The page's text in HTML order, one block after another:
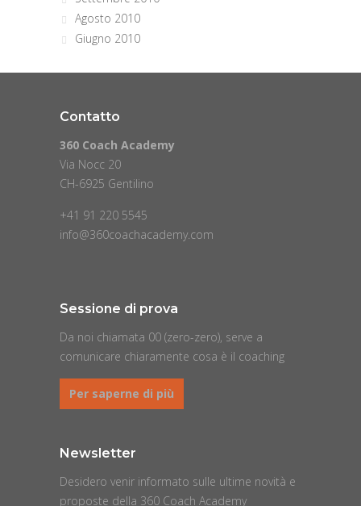
Agosto 2010
Giugno 2010
Contatto
360 Coach Academy
Via Nocc 20
CH-6925 Gentilino
+41 91 220 5545
info@360coachacademy.com
Sessione di prova
Da noi chiamata 00 (zero-zero), serve a
comunicare chiaramente cosa è il coaching
Per saperne di più
Newsletter
Desidero venir informato sulle ultime novità e
proposte della 360 Coach Academy